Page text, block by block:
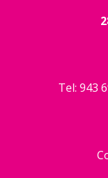
Tel: 943